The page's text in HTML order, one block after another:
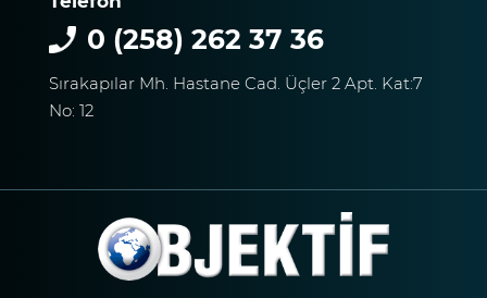
Macron’lu Tanıtım Filmi
Sosyal Medyayı Salladı
TRAFİĞİ BU HALE GETİRDİ
0 (258) 262 37 36
Sırakapılar Mh. Hastane Cad. Üçler 2 Apt. Kat:7
No: 12